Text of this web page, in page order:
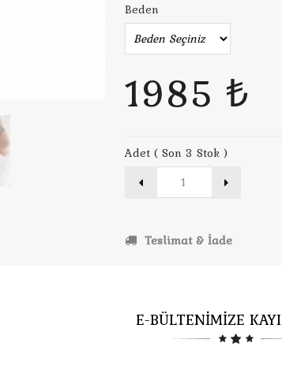
Beden
1985 ₺
Adet ( Son 3 Stok )
Teslimat & İade
E-BÜLTENİMİZE